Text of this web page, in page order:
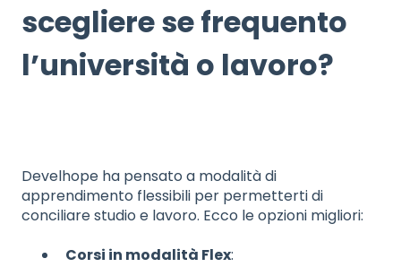
scegliere se frequento
l’università o lavoro?
Develhope ha pensato a modalità di
apprendimento flessibili per permetterti di
conciliare studio e lavoro. Ecco le opzioni migliori:
Corsi in modalità Flex: